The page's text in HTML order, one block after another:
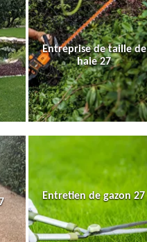
Entreprise de taille de
haie 27
Entretien de gazon 27